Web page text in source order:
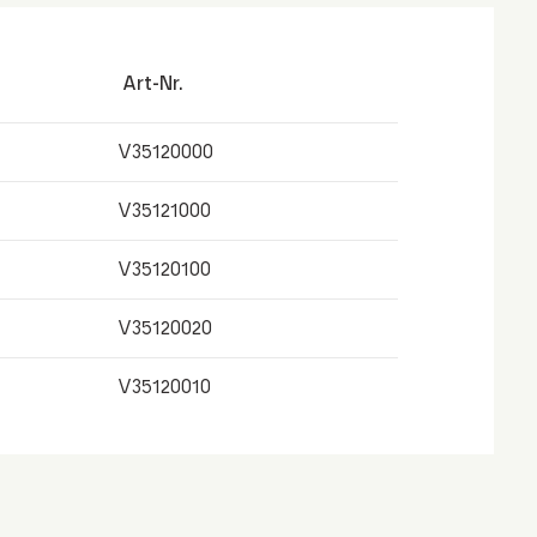
Art-Nr.
V35120000
V35121000
V35120100
V35120020
V35120010